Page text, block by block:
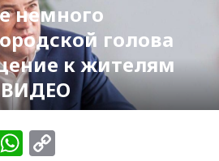
немного
голова
к жителям
ВИДЕО
WhatsApp